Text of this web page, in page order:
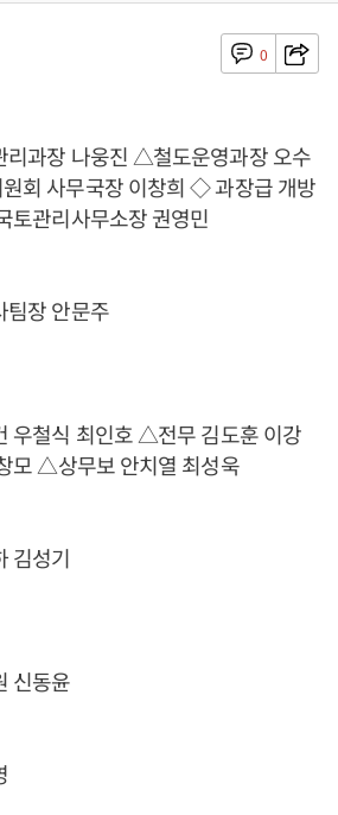
0
과장 나웅진 △철도운영과장 오수
회 사무국장 이창희 ◇ 과장급 개방
관리사무소장 권영민
장 안문주
우철식 최인호 △전무 김도훈 이강
모 △상무보 안치열 최성욱
김성기
신동윤